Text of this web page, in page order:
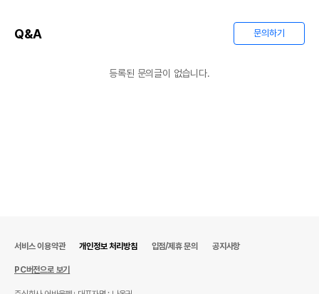
Q&A 문의하기
등록된 문의글이 없습니다.
서비스 이용약관 개인정보 처리방침 입점/제휴 문의 공지사항
PC버전으로 보기